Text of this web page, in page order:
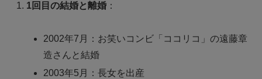
1回目の結婚と離婚 ：
2002年7月：お笑いコンビ「ココリコ」の遠藤章
造さんと結婚
2003年5月：長女を出産